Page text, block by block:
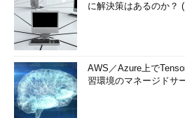
に解決策はあるのか？
AWS／Azure上で
習環境のマネージドサ